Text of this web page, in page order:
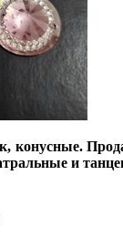
конусные.
и